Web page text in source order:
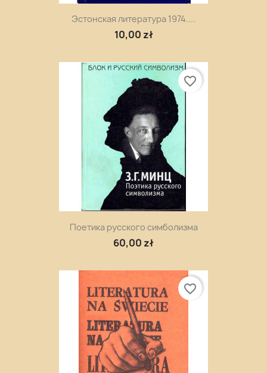
Эстонская литература 1974....
10,00 zł
Поетика русского симболизма
60,00 zł
favorite_border
favorite_border